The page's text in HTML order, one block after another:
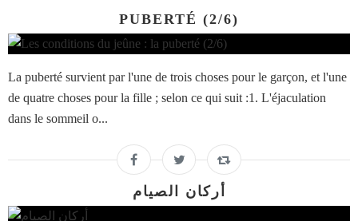
PUBERTÉ (2/6)
La puberté survient par l'une de trois choses pour le garçon, et l'une
de quatre choses pour la fille ; selon ce qui suit :1. L'éjaculation
dans le sommeil o...
أركان الصيام